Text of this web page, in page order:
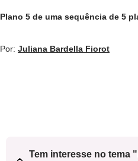
Plano 5 de uma sequência de 5
Por: Juliana Bardella Fiorot
Tem interesse no tema